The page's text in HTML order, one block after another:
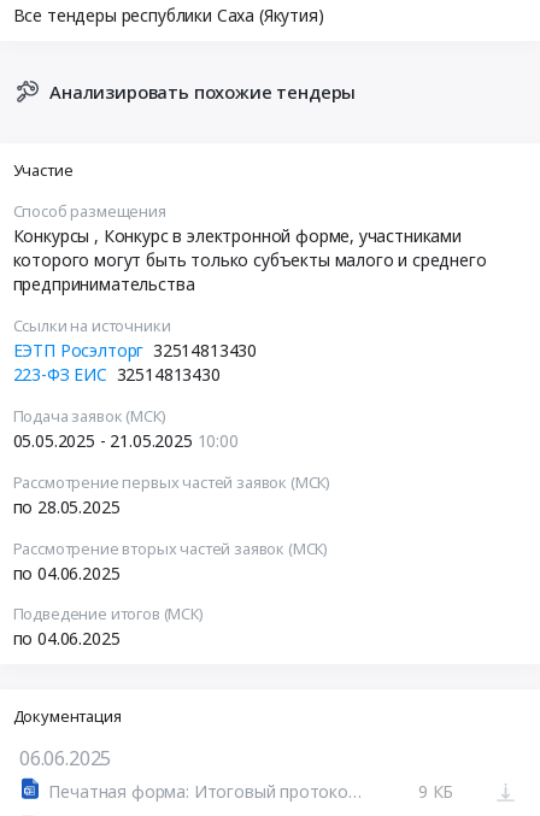
Все тендеры республики Саха (Якутия)
Анализировать похожие тендеры
Участие
Способ размещения
Конкурсы , Конкурс в электронной форме, участниками
которого могут быть только субъекты малого и среднего
предпринимательства
Ссылки на источники
ЕЭТП Росэлторг 32514813430
223-ФЗ ЕИС 32514813430
Подача заявок (МСК)
05.05.2025 - 21.05.2025 10:00
Рассмотрение первых частей заявок (МСК)
по 28.05.2025
Рассмотрение вторых частей заявок (МСК)
по 04.06.2025
Подведение итогов (МСК)
по 04.06.2025
Документация
06.06.2025
Печатная форма: Итоговый протокол №32514813430-03
9 КБ